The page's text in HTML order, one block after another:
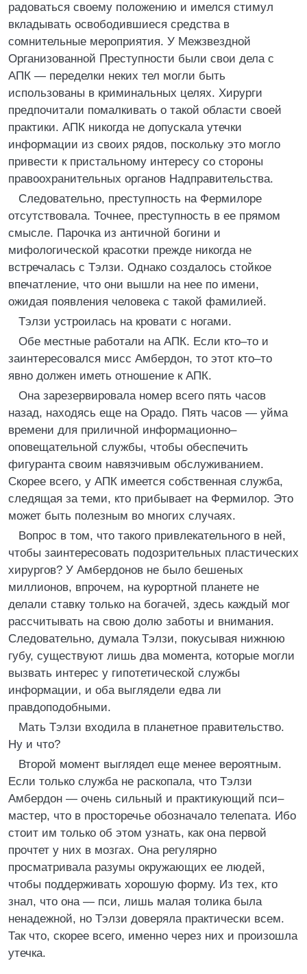
радоваться своему положению и имелся стимул
вкладывать освободившиеся средства в
сомнительные мероприятия. У Межзвездной
Организованной Преступности были свои дела с
АПК — переделки неких тел могли быть
использованы в криминальных целях. Хирурги
предпочитали помалкивать о такой области своей
практики. АПК никогда не допускала утечки
информации из своих рядов, поскольку это могло
привести к пристальному интересу со стороны
правоохранительных органов Надправительства.
Следовательно, преступность на Фермилоре
отсутствовала. Точнее, преступность в ее прямом
смысле. Парочка из античной богини и
мифологической красотки прежде никогда не
встречалась с Тэлзи. Однако создалось стойкое
впечатление, что они вышли на нее по имени,
ожидая появления человека с такой фамилией.
Тэлзи устроилась на кровати с ногами.
Обе местные работали на АПК. Если кто–то и
заинтересовался мисс Амбердон, то этот кто–то
явно должен иметь отношение к АПК.
Она зарезервировала номер всего пять часов
назад, находясь еще на Орадо. Пять часов — уйма
времени для приличной информационно–
оповещательной службы, чтобы обеспечить
фигуранта своим навязчивым обслуживанием.
Скорее всего, у АПК имеется собственная служба,
следящая за теми, кто прибывает на Фермилор. Это
может быть полезным во многих случаях.
Вопрос в том, что такого привлекательного в ней,
чтобы заинтересовать подозрительных пластических
хирургов? У Амбердонов не было бешеных
миллионов, впрочем, на курортной планете не
делали ставку только на богачей, здесь каждый мог
рассчитывать на свою долю заботы и внимания.
Следовательно, думала Тэлзи, покусывая нижнюю
губу, существуют лишь два момента, которые могли
вызвать интерес у гипотетической службы
информации, и оба выглядели едва ли
правдоподобными.
Мать Тэлзи входила в планетное правительство.
Ну и что?
Второй момент выглядел еще менее вероятным.
Если только служба не раскопала, что Тэлзи
Амбердон — очень сильный и практикующий пси–
мастер, что в просторечье обозначало телепата. Ибо
стоит им только об этом узнать, как она первой
прочтет у них в мозгах. Она регулярно
просматривала разумы окружающих ее людей,
чтобы поддерживать хорошую форму. Из тех, кто
знал, что она — пси, лишь малая толика была
ненадежной, но Тэлзи доверяла практически всем.
Так что, скорее всего, именно через них и произошла
утечка.